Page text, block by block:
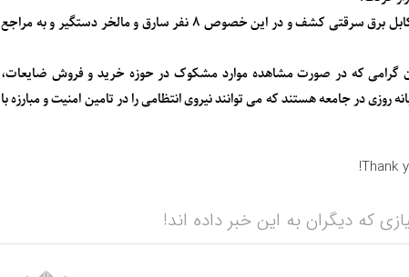
به گفته این مسئول انتظامی در این طرح مقادیر قابل توجهی کابل برق سرقتی کشف و در این خصوص ۸ نفر سارق و مالخر دستگیر و به مراجع
گرامی که در صورت مشاهده موارد مشکوک در حوزه خرید و فروش ضایعات،
ناظران شبانه روزی در جامعه هستند که می توانند نیروی انتظامی را در تامین امنیت و مبارزه با
Thank
که دیگران به این خبر داده اند!